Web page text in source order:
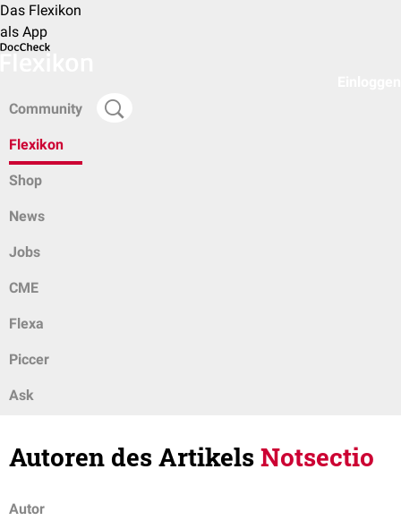
Das Flexikon
als App
Community
Flexikon
Shop
News
Jobs
CME
Flexa
Piccer
Ask
Autoren des ArtikelsNotsectio
Autor